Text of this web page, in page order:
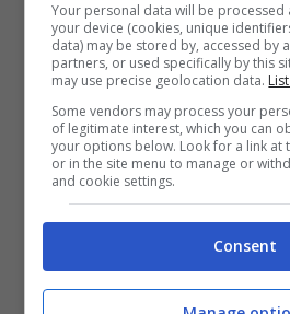
che abbiano già
professioniste e che
in centri di II livello, visto
corsi di laurea o master
in casa. In realtà già dal
l’associazione
domicilio e casa maternità
realtà che conta160
Your personal data will be
your device (cookies, unique
data) may be stored by, accessed by
partners, or used specifically by this
may use precise geolocation data.
Some vendors may process your
of legitimate interest, which you can
your options below. Look for a link at
or in the site menu to manage or
and cookie settings.
Consent